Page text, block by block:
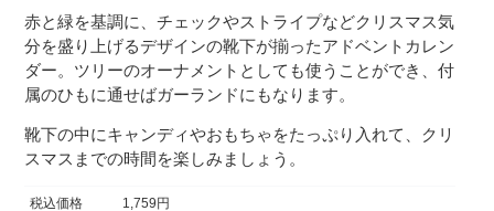
赤と緑を基調に、チェックやストライプなどクリスマス気
分を盛り上げるデザインの靴下が揃ったアドベントカレン
ダー。ツリーのオーナメントとしても使うことができ、付
属のひもに通せばガーランドにもなります。
靴下の中にキャンディやおもちゃをたっぷり入れて、クリ
スマスまでの時間を楽しみましょう。
税込価格 1,759円